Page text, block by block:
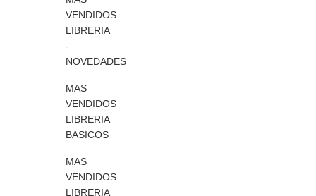
VENDIDOS
LIBRERIA
-
NOVEDADES
MAS
VENDIDOS
LIBRERIA
BASICOS
MAS
VENDIDOS
LIBRERIA